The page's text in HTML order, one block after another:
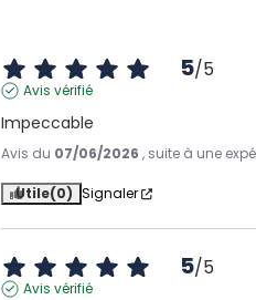
5/5
Avis vérifié
Impeccable
Avis du 07/06/2026 , suite à une
Utile(0) Signaler
5/5
Avis vérifié